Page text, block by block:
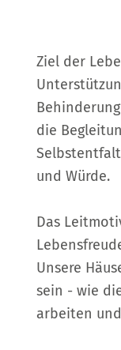
Ziel der
die
und Würde.
Das
Unsere
sein - wie
arbeiten